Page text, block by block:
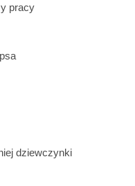
pracy
dziewczynki